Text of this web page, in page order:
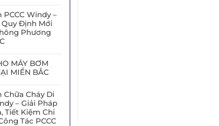
PCCC Windy –
Định Mới
Phương
MÁY BƠM
MIỀN BẮC
Chữa Cháy Di
– Giải Pháp
Tiết Kiệm Chi
Tác PCCC